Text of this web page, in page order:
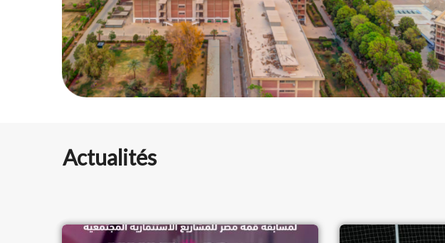
Actualités